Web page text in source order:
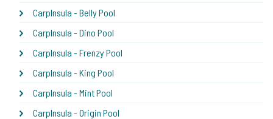
CarpInsula - Belly Pool
CarpInsula - Dino Pool
CarpInsula - Frenzy Pool
CarpInsula - King Pool
CarpInsula - Mint Pool
CarpInsula - Origin Pool